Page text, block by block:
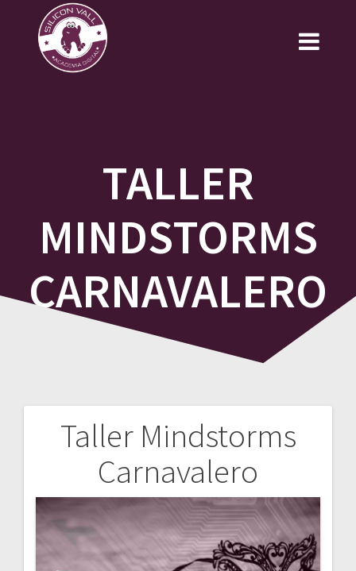
TALLER
MINDSTORMS
CARNAVALERO
Taller Mindstorms
Carnavalero
Navegación
entradas